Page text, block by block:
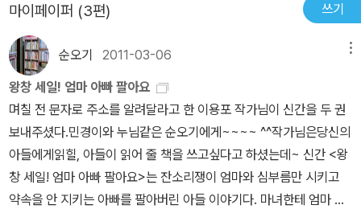
인 건강하고 멋진 황소,귀여운 말썽장이 아기 도깨비 산오뚜기.커다
란 눈방울과 순한 성품, 인간에게 모든 것을 다 내어주는 황소와우리
나라 어린이 책에 귀여운 말썽꾸러기 아기 도깨비를 등장 인물인데
게으른 황소 주인을 자연스럽게 부지런한 사람을 만드는 재주가 책
속에 있다.책에 들어 있는 삽화도 거친듯 부드러운 터치의 색감과 선
으로 정겹게 그려져 있어 좋다.동물을 아끼는 마음과생명의 귀중함을
쉽고 자연스럽게 풀어 쓴 이 동화는 아주 동화다우면서도 이쁜 책이
다.상처입고 다친 산오뚜기를 살리기 위해 황소 뱃 속에 넣은 설정도
신기하고 또 그 도깨비가 다 나은 후 황소 뱃 속에서 나오는 방법이 황
마이페이퍼 (3편) 쓰기
순오기 2011-03-06
왕창 세일! 엄마 아빠 팔아요
며칠 전 문자로 주소를 알려달라고 한 이용포 작가님이 신간을 두 권
보내주셨다.민경이와 누님같은 순오기에게~~~~ ^^작가님은당신의
아들에게읽힐, 아들이 읽어 줄 책을 쓰고싶다고 하셨는데~ 신간 <왕
창 세일! 엄마 아빠 팔아요>는 잔소리쟁이 엄마와 심부름만 시키고
약속을 안 지키는 아빠를 팔아버린 아들 이야기다. 마녀한테 엄마 아